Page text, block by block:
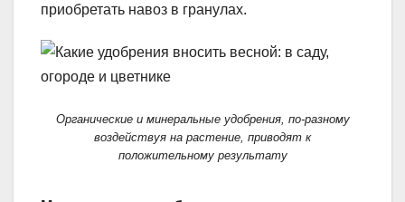
приобретать навоз в гранулах.
Органические и минеральные удобрения, по-разному
воздействуя на растение, приводят к
положительному результату